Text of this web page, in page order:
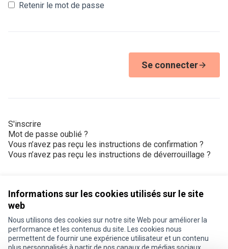
Informations sur les cookies utilisés sur le site
web
Nous utilisons des cookies sur notre site Web pour améliorer la
performance et les contenus du site. Les cookies nous
permettent de fournir une expérience utilisateur et un contenu
Retenir le mot de passe
Se connecter
S'inscrire
Mot de passe oublié ?
Vous n’avez pas reçu les instructions de confirmation ?
Vous n’avez pas reçu les instructions de déverrouillage ?
Conditions d'utilisation
Paramètres des cookies
Je participe ! sur X
Je participe ! sur Facebook
Je participe ! sur Instagram